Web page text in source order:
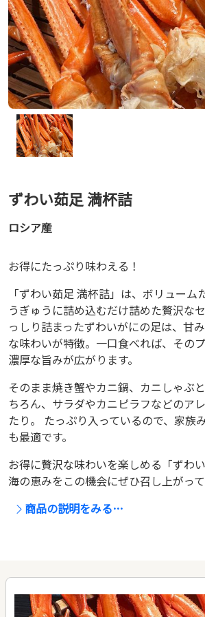
ずわい茹足 満杯詰
ロシア産
お得にたっぷり味わえる！
「ずわい茹足 満杯詰」は、ボリューム
うぎゅうに詰め込むだけ詰めた贅沢な
っしり詰まったずわいがにの足は、甘
な味わいが特徴。一口食べれば、その
濃厚な旨みが広がります。
そのまま焼き蟹やカニ鍋、カニしゃぶ
ちろん、サラダやカニピラフなどのア
たり。 たっぷり入っているので、家族
も最適です。
お得に贅沢な味わいを楽しめる「ずわ
海の恵みをこの機会にぜひ召し上がって
商品の説明をみる…